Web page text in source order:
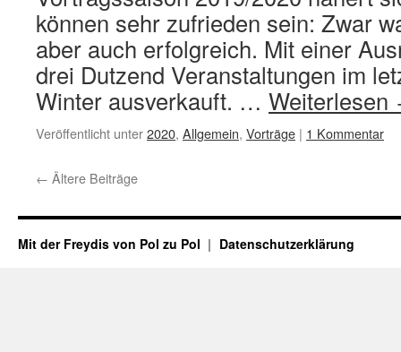
können sehr zufrieden sein: Zwar
aber auch erfolgreich. Mit einer
drei Dutzend Veranstaltungen im
Winter ausverkauft. … Weiterlesen
Veröffentlicht unter2020, Allgemein, Vorträge | 1 Kommentar
← Ältere Beiträge
Mit der Freydis von Pol zu Pol Datenschutzerklärung